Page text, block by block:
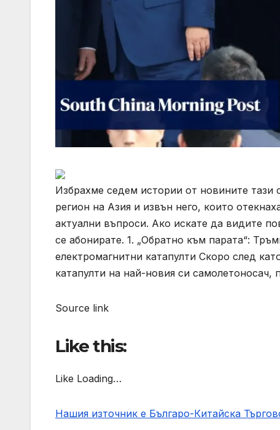
Избрахме седем истории от новините
регион на Азия и извън него, които
актуални въпроси. Ако искате да видите
се абонирате. 1. „Обратно към парата“:
електромагнитни катапулти Скоро след
катапулти на най-новия си
Source link
Like this:
Like Loading…
Нашия източник е Българо-Китайска